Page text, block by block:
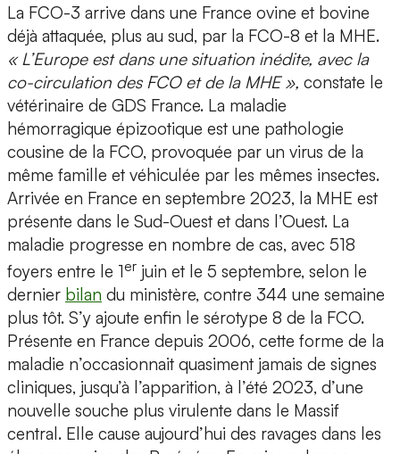
La FCO-3 arrive dans une France ovine et bovine
déjà attaquée, plus au sud, par la FCO-8 et la MHE.
« L’Europe est dans une situation inédite, avec la
co-circulation des FCO et de la MHE », constate le
vétérinaire de GDS France. La maladie
hémorragique épizootique est une pathologie
cousine de la FCO, provoquée par un virus de la
même famille et véhiculée par les mêmes insectes.
Arrivée en France en septembre 2023, la MHE est
présente dans le Sud-Ouest et dans l’Ouest. La
maladie progresse en nombre de cas, avec 518
foyers entre le 1er juin et le 5 septembre, selon le
dernier bilan du ministère, contre 344 une semaine
plus tôt. S’y ajoute enfin le sérotype 8 de la FCO.
Présente en France depuis 2006, cette forme de la
maladie n’occasionnait quasiment jamais de signes
cliniques, jusqu’à l’apparition, à l’été 2023, d’une
nouvelle souche plus virulente dans le Massif
central. Elle cause aujourd’hui des ravages dans les